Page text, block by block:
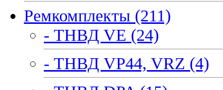
Ремкомплекты (211)
- ТНВД VE (24)
- ТНВД VP44, VRZ (4)